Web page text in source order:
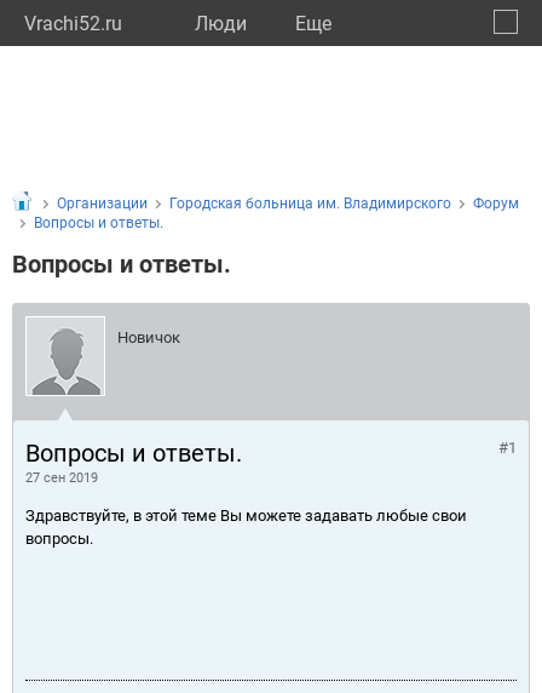
Vrachi52.ru Люди Eще
Организации Городская больница им. Владимирского
Форум
Вопросы и ответы.
Вопросы и ответы.
Новичок
Вопросы и ответы.
27 сен 2019
#1
Здравствуйте, в этой теме Вы можете задавать любые свои
вопросы.